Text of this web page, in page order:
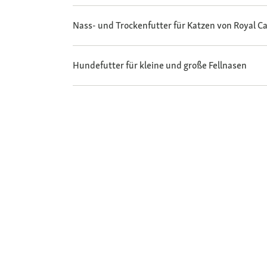
Nass- und Trockenfutter für Katzen von Royal
Hundefutter für kleine und große Fellnasen